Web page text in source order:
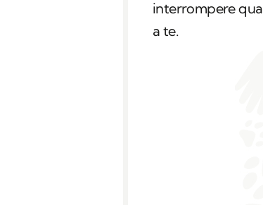
interrompere
a te.